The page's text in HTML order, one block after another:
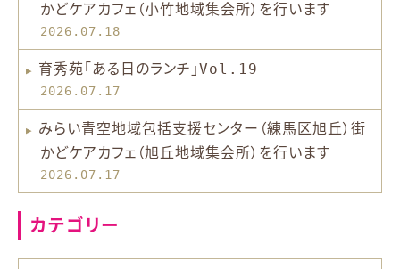
かどケアカフェ（小竹地域集会所）を行います
2026.07.18
育秀苑「ある日のランチ」Vol.19
2026.07.17
みらい青空地域包括支援センター（練馬区旭丘）街
かどケアカフェ（旭丘地域集会所）を行います
2026.07.17
カテゴリー